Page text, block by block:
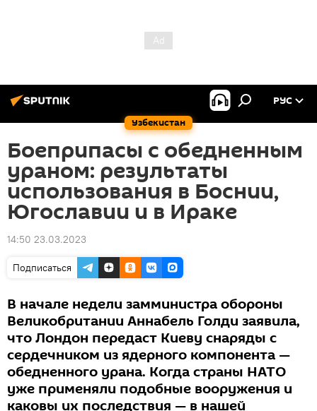
Узбекистан
РУС
Боеприпасы с обедненным
ураном: результаты
использования в Боснии,
Югославии и в Ираке
14:50 23.03.2023
Подписаться
В начале недели замминистра обороны
Великобритании Аннабель Голди заявила,
что Лондон передаст Киеву снаряды с
сердечником из ядерного компонента —
обедненного урана. Когда страны НАТО
уже применяли подобные вооружения и
каковы их последствия — в нашей